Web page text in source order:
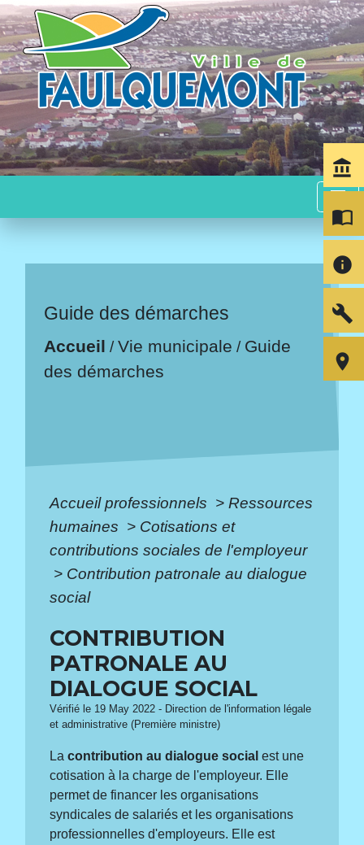
menu
Guide des démarches
Accueil /Vie municipale / Guide
des démarches
Accueil professionnels > Ressources
humaines > Cotisations et
contributions sociales de l'employeur
> Contribution patronale au dialogue
social
CONTRIBUTION
PATRONALE AU
DIALOGUE SOCIAL
Vérifié le 19 May 2022 - Direction de l'information légale
et administrative (Première ministre)
Lacontribution au dialogue social est une
cotisation à la charge de l'employeur. Elle
permet de financer les organisations
syndicales de salariés et les organisations
professionnelles d'employeurs. Elle est
account_balance
import_contacts
info
build
room